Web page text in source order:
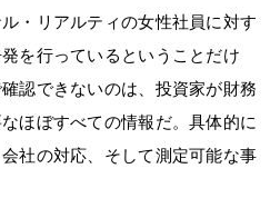
・リアルティの女性社員に対す
を行っているということだけ
認できないのは、投資家が財務
ほぼすべての情報だ。具体的に
社の対応、そして測定可能な事